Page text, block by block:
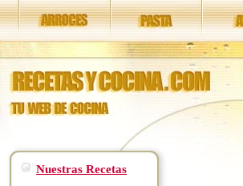
Nuestras Recetas